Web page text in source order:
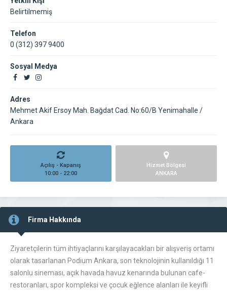
Belirtilmemiş
Telefon
0 (312) 397 9400
Sosyal Medya
Adres
Mehmet Akif Ersoy Mah. Bağdat Cad. No:60/B Yenimahalle /
Ankara
Açılış - Kapanış
10:00 - 22:00
Hizmet Bölgesi
ANKARA
Firma Hakkında
Ziyaretçilerin tüm ihtiyaçlarını karşılayacakları bir alışveriş ortamı
olarak tasarlanan Podium Ankara, son teknolojinin kullanıldığı 11
salonlu sineması, açık havada havuz kenarında bulunan cafe-
restoranları, spor kompleksi ve çocuk eğlence alanları ile keyifli